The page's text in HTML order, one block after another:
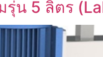
รุ่น 5 ลิตร